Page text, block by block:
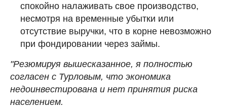
спокойно налаживать свое производство,
несмотря на временные убытки или
отсутствие выручки, что в корне невозможно
при фондировании через займы.
"Резюмируя вышесказанное, я полностью
согласен с Турловым, что экономика
недоинвестирована и нет принятия риска
населением.